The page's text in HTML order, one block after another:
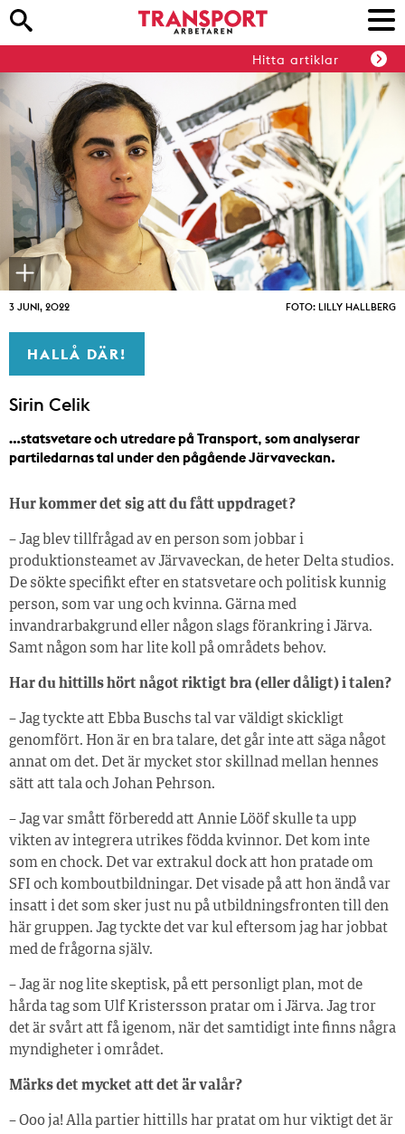
Hitta artiklar
3 JUNI, 2022 FOTO: LILLY HALLBERG
HALLÅ DÄR!
Sirin Celik
…statsvetare och utredare på Transport, som analyserar
partiledarnas tal under den pågående Järvaveckan.
Hur kommer det sig att du fått uppdraget?
– Jag blev tillfrågad av en person som jobbar i
produktionsteamet av Järvaveckan, de heter Delta studios.
De sökte specifikt efter en statsvetare och politisk kunnig
person, som var ung och kvinna. Gärna med
invandrarbakgrund eller någon slags förankring i Järva.
Samt någon som har lite koll på områdets behov.
Har du hittills hört något riktigt bra (eller dåligt) i talen?
– Jag tyckte att Ebba Buschs tal var väldigt skickligt
genomfört. Hon är en bra talare, det går inte att säga något
annat om det. Det är mycket stor skillnad mellan hennes
sätt att tala och Johan Pehrson.
– Jag var smått förberedd att Annie Lööf skulle ta upp
vikten av integrera utrikes födda kvinnor. Det kom inte
som en chock. Det var extrakul dock att hon pratade om
SFI och komboutbildningar. Det visade på att hon ändå var
insatt i det som sker just nu på utbildningsfronten till den
här gruppen. Jag tyckte det var kul eftersom jag har jobbat
med de frågorna själv.
– Jag är nog lite skeptisk, på ett personligt plan, mot de
hårda tag som Ulf Kristersson pratar om i Järva. Jag tror
det är svårt att få igenom, när det samtidigt inte finns några
myndigheter i området.
Märks det mycket att det är valår?
– Ooo ja! Alla partier hittills har pratat om hur viktigt det är